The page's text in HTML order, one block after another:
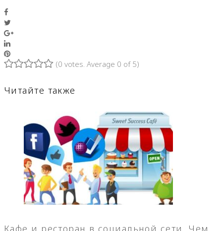
Google+
LinkedIn
Pinterest
(0 votes. Average 0 of 5)
Читайте также
Кафе и ресторан в социальной сети. Чем